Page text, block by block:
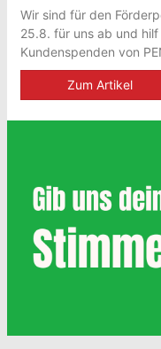
Wir sind für den
25.8. für uns ab und
Kundenspenden von
Zum Artikel